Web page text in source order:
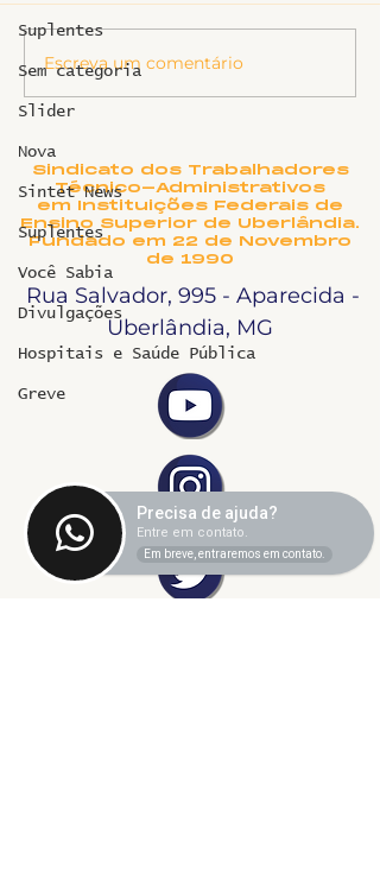
Suplentes
Sem categoria
Slider
Nova
Sintet News
Suplentes
Você Sabia
Divulgações
Hospitais e Saúde Pública
Greve
Ligeirinho 541 | Julho
Escreva um comentário
Sindicato dos Trabalhadores
Técnico-Administrativos
em Instituições Federais de
Ensino Superior de Uberlândia.
Fundado em 22 de Novembro
de 1990
Rua Salvador, 995 - Aparecida -
Uberlândia, MG
Precisa de ajuda?
Entre em contato.
Em breve, entraremos em contato.